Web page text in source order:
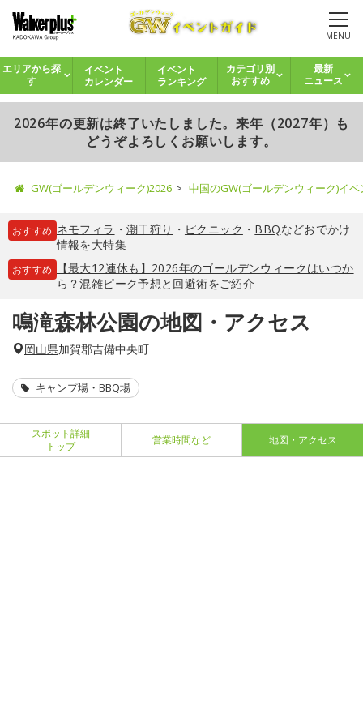
MENU
エリアから探
す
イベント
カレンダー
イベント
ランキング
カテゴリ別
おすすめ
最新
ニュース
2026年の更新は終了いたしました。来年（2027年）も
どうぞよろしくお願いします。
GW(ゴールデンウィーク)2026 中国のGW(ゴールデンウィーク)イ
おすすめ ネモフィラ ・ 潮干狩り ・ ピクニック ・ BBQなどおでかけ
情報を大特集
おすすめ
【最大12連休も】2026年のゴールデンウィークはいつか
ら？混雑ピーク予想と回避術をご紹介
鳴滝森林公園の地図・アクセス
岡山県加賀郡吉備中央町
キャンプ場・BBQ場
スポット詳細
トップ
営業時間など 地図・アクセス